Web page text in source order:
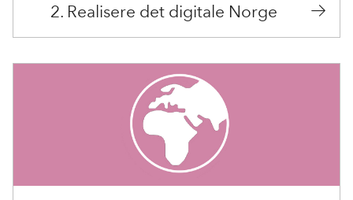
2. Realisere det digitale Norge